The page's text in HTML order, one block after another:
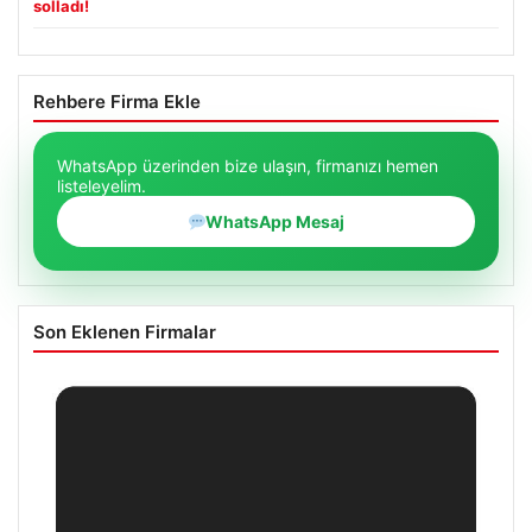
solladı!
Rehbere Firma Ekle
WhatsApp üzerinden bize ulaşın, firmanızı hemen
listeleyelim.
WhatsApp Mesaj
Son Eklenen Firmalar